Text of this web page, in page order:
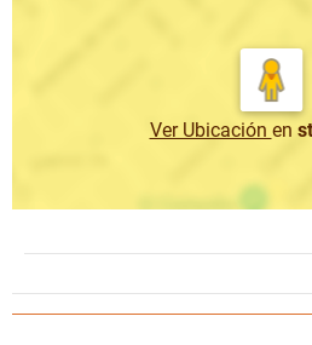
Ver Ubicación en